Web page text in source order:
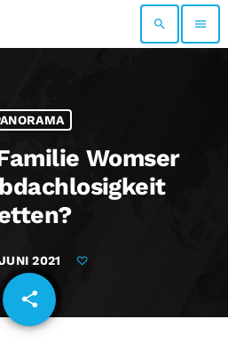
search menu
Womser
2021
share
email